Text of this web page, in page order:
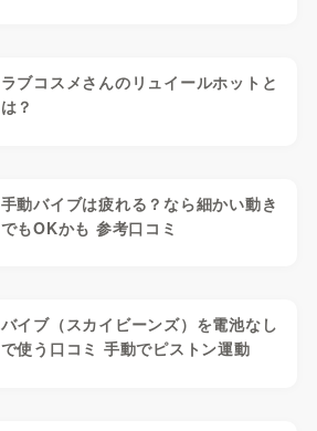
ラブコスメさんのリュイールホットと
は？
手動バイブは疲れる？なら細かい動き
でもOKかも 参考口コミ
バイブ（スカイビーンズ）を電池なし
で使う口コミ 手動でピストン運動